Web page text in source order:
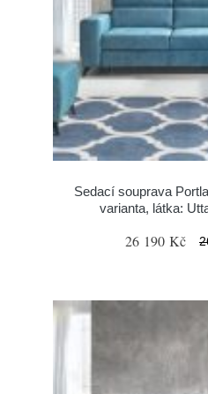
Sedací souprava
varianta, látka:
26 190 Kč